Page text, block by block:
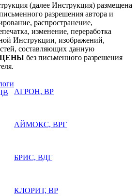
(далее Инструкция) размещена
разрешения автора и
распространение,
изменение, переработка
Инструкции, изображений,
составляющих данную
без письменного разрешения
АГРОН, ВР
АЙМОКС, ВРГ
БРИС, ВДГ
КЛОРИТ, ВР